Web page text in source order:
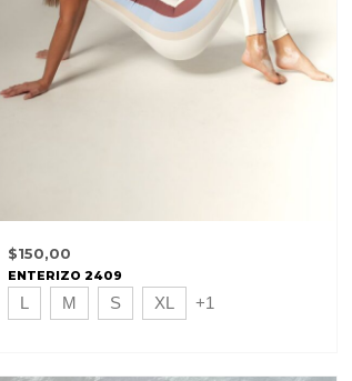
$150,00
ENTERIZO 2409
L M S XL +1